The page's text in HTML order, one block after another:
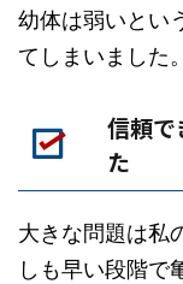
幼体は弱いとい
てしまいました。
信頼で
た
大きな問題は私
しも早い段階で